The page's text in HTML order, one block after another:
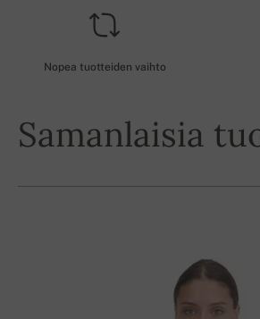
Nopea tuotteiden vaihto
Samanlaisia